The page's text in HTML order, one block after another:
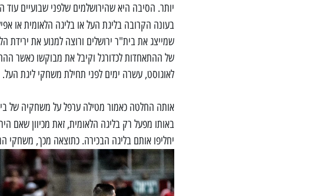
בעונה הקרובה בליגת העל או בליגה הלאומית או
שמייצג את בית"ר ירושלים ורוצה למנוע את ירידת
של ההתאחדות לכדורגל וקיבל את מבוקשו כאשר
לאוגוסט, עשרה ימים לפני תחילת משחקי ליגת העל.
אותה החלטה כאמור מטילה ערפל על משחקיה של
באותו מפעל רק בליגה הלאומית, זאת מכיוון שאם
יחליפו אותם בליגה הבכירה. כתוצאה מכך, משחקי